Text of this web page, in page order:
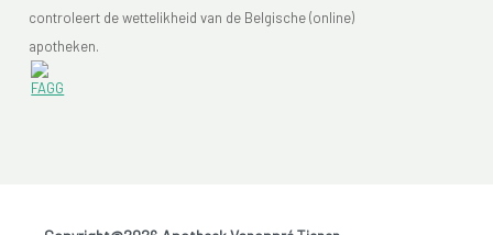
controleert de wettelikheid van de Belgische (online)
apotheken.